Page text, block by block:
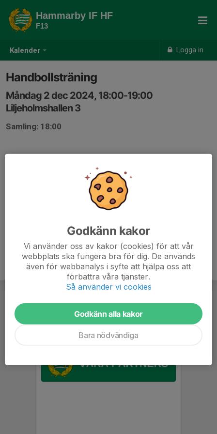
Kalender Logga in
Hammarby IF HF
F13
Handbollsträning
Måndag 2 dec 2024, 18:00-19:00
Liljeholmshallen 3
Samling: 18:00
Godkänn kakor
Vi använder oss av kakor (cookies) för att vår
webbplats ska fungera bra för dig. De används
även för webbanalys i syfte att hjälpa oss att
förbättra våra tjänster.
Så använder vi cookies
Godkänn alla kakor
Bara nödvändiga